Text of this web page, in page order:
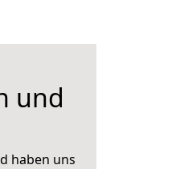
und
haben uns